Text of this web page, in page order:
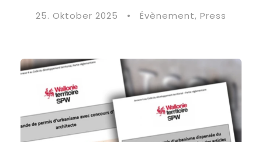
25. Oktober 2025 • Évènement, Press